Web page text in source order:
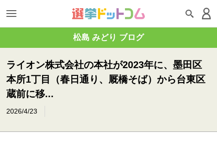
松島 みどり ブログ
ライオン株式会社の本社が2023年に、墨田区
本所1丁目（春日通り、厩橋そば）から台東区
蔵前に移...
2026/4/23